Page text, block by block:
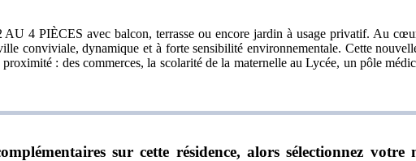
4 PIÈCES avec balcon, terrasse ou encore jardin à usage privatif. Au
conviviale, dynamique et à forte sensibilité environnementale. Cette
: des commerces, la scolarité de la maternelle au Lycée, un pôle
sur cette résidence, alors sélectionnez